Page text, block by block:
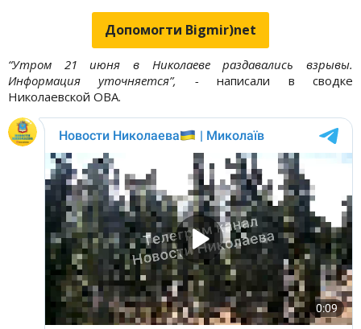
Допомогти Bigmir)net
“Утром 21 июня в Николаеве раздавались взрывы.
Информация уточняется”, - написали в сводке
Николаевской ОВА.